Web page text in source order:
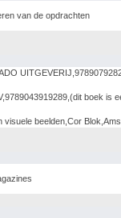
van de opdrachten
boek is
visuele beelden,Cor